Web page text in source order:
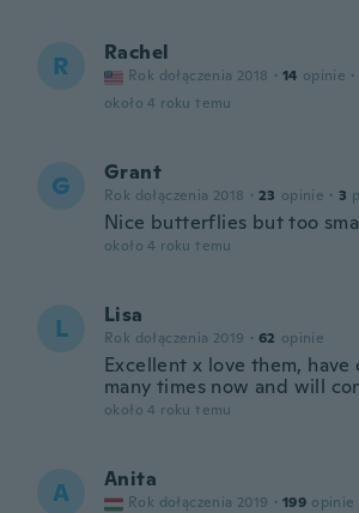
R Rachel
Rok dołączenia 2018 · 14 opinie ·
około 4 roku temu
G Grant
Rok dołączenia 2018 · 23 opinie · 3
Nice butterflies but too
około 4 roku temu
L Lisa
Rok dołączenia 2019 · 62 opinie
Excellent x love them,
many times now and will
około 4 roku temu
A Anita
Rok dołączenia 2019 · 199 opinie